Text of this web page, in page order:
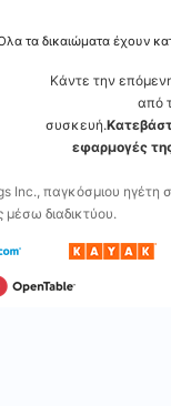
τα δικαιώματα έχουν
Κάντε την
από
συσκευή.
εφαρμογές
παγκόσμιου ηγέτη
μέσω διαδικτύου.